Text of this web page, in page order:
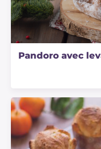
Pandoro avec